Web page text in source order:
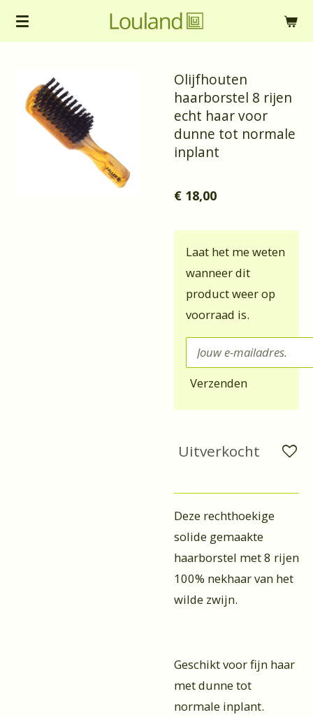
Ga
hoofdinhoud
Olijfhouten
haarborstel 8 rijen
echt haar voor
dunne tot normale
inplant
€ 18,00
Laat het me weten
wanneer dit
product weer op
voorraad is.
Verzenden
Uitverkocht
Deze rechthoekige
solide gemaakte
haarborstel met 8 rijen
100% nekhaar van het
wilde zwijn.
Geschikt voor fijn haar
met dunne tot
normale inplant.